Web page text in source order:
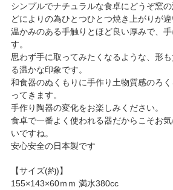
シンプルでナチュラルな食卓にどうぞ窯
どによりの為ひとつひとつ焼き上がりが違
温かみのある手触りとほど良い厚みで、
す。
思わず手に取ってみたくなるような、形も
る温かな印象です。
和食器のぬくもりに手作り土物質感のろ
ってきます。
手作り陶器の変化をお楽しみください。
食卓で一番よく使われる器だからこそお
いですね。
安心安全の日本製です
【サイズ(約)】
155×143×60ｍｍ 満水380cc